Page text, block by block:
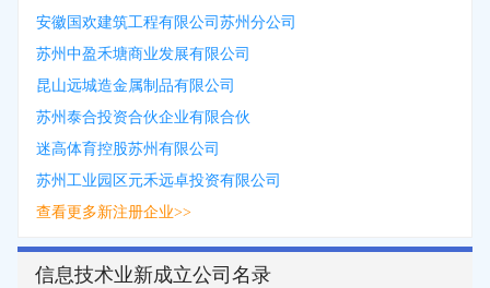
安徽国欢建筑工程有限公司苏州分公司
苏州中盈禾塘商业发展有限公司
昆山远城造金属制品有限公司
苏州泰合投资合伙企业有限合伙
迷高体育控股苏州有限公司
苏州工业园区元禾远卓投资有限公司
查看更多新注册企业>>
信息技术业新成立公司名录